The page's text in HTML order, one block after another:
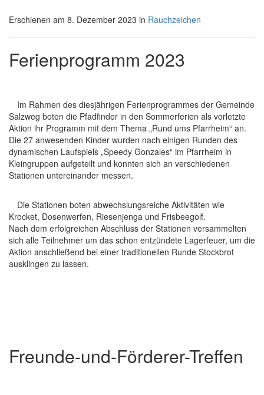
Erschienen am 8. Dezember 2023 in Rauchzeichen
Ferienprogramm 2023
Im Rahmen des diesjährigen Ferienprogrammes der Gemeinde
Salzweg boten die Pfadfinder in den Sommerferien als vorletzte
Aktion ihr Programm mit dem Thema „Rund ums Pfarrheim“ an.
Die 27 anwesenden Kinder wurden nach einigen Runden des
dynamischen Laufspiels „Speedy Gonzales“ im Pfarrheim in
Kleingruppen aufgeteilt und konnten sich an verschiedenen
Stationen untereinander messen.
Die Stationen boten abwechslungsreiche Aktivitäten wie
Krocket, Dosenwerfen, Riesenjenga und Frisbeegolf.
Nach dem erfolgreichen Abschluss der Stationen versammelten
sich alle Teilnehmer um das schon entzündete Lagerfeuer, um die
Aktion anschließend bei einer traditionellen Runde Stockbrot
ausklingen zu lassen.
Freunde-und-Förderer-Treffen